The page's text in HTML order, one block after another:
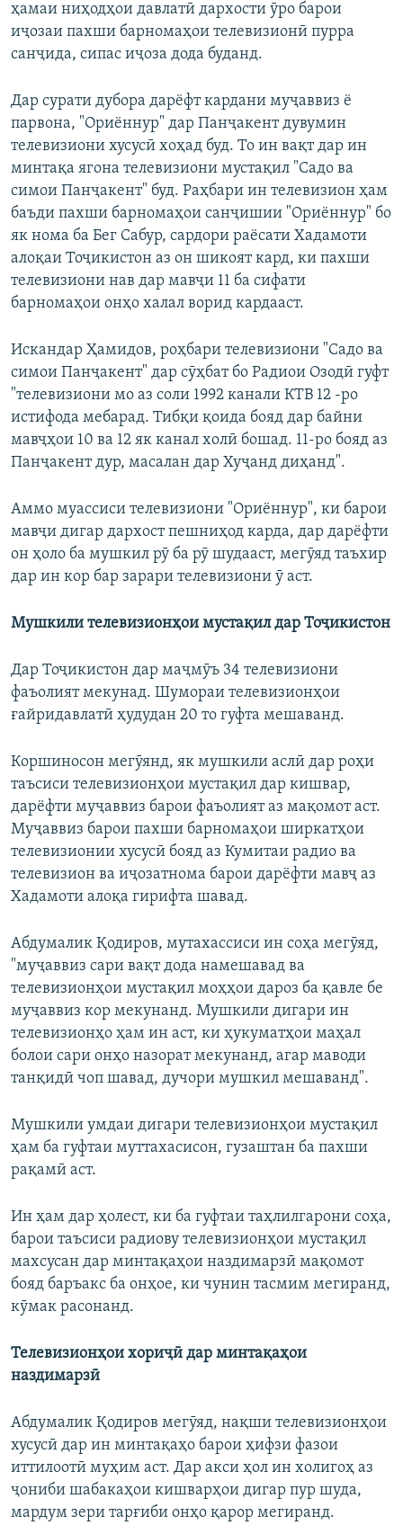
ҳамаи ниҳодҳои давлатӣ дархости ӯро барои
иҷозаи пахши барномаҳои телевизионӣ пурра
санҷида, сипас иҷоза дода буданд.
Дар сурати дубора дарёфт кардани муҷаввиз ё
парвона, "Ориённур" дар Панҷакент дувумин
телевизиони хусусӣ хоҳад буд. То ин вақт дар ин
минтақа ягона телевизиони мустақил "Садо ва
симои Панҷакент" буд. Раҳбари ин телевизион ҳам
баъди пахши барномаҳои санҷишии "Ориённур" бо
як нома ба Бег Сабур, сардори раёсати Хадамоти
алоқаи Тоҷикистон аз он шикоят кард, ки пахши
телевизиони нав дар мавҷи 11 ба сифати
барномаҳои онҳо халал ворид кардааст.
Искандар Ҳамидов, роҳбари телевизиони "Садо ва
симои Панҷакент" дар сӯҳбат бо Радиои Озодӣ гуфт
"телевизиони мо аз соли 1992 канали КТВ 12 -ро
истифода мебарад. Тибқи қоида бояд дар байни
мавҷҳои 10 ва 12 як канал холӣ бошад. 11-ро бояд аз
Панҷакент дур, масалан дар Хуҷанд диҳанд".
Аммо муассиси телевизиони "Ориённур", ки барои
мавҷи дигар дархост пешниҳод карда, дар дарёфти
он ҳоло ба мушкил рӯ ба рӯ шудааст, мегӯяд таъхир
дар ин кор бар зарари телевизиони ӯ аст.
Мушкили телевизионҳои мустақил дар Тоҷикистон
Дар Тоҷикистон дар маҷмӯъ 34 телевизиони
фаъолият мекунад. Шумораи телевизионҳои
ғайридавлатӣ ҳудудан 20 то гуфта мешаванд.
Коршиносон мегӯянд, як мушкили аслӣ дар роҳи
таъсиси телевизионҳои мустақил дар кишвар,
дарёфти муҷаввиз барои фаъолият аз мақомот аст.
Муҷаввиз барои пахши барномаҳои ширкатҳои
телевизионии хусусӣ бояд аз Кумитаи радио ва
телевизион ва иҷозатнома барои дарёфти мавҷ аз
Хадамоти алоқа гирифта шавад.
Абдумалик Қодиров, мутахассиси ин соҳа мегӯяд,
"муҷаввиз сари вақт дода намешавад ва
телевизионҳои мустақил моҳҳои дароз ба қавле бе
муҷаввиз кор мекунанд. Мушкили дигари ин
телевизионҳо ҳам ин аст, ки ҳукуматҳои маҳал
болои сари онҳо назорат мекунанд, агар маводи
танқидӣ чоп шавад, дучори мушкил мешаванд".
Мушкили умдаи дигари телевизионҳои мустақил
ҳам ба гуфтаи муттахасисон, гузаштан ба пахши
рақамӣ аст.
Ин ҳам дар ҳолест, ки ба гуфтаи таҳлилгарони соҳа,
барои таъсиси радиову телевизионҳои мустақил
махсусан дар минтақаҳои наздимарзӣ мақомот
бояд баръакс ба онҳое, ки чунин тасмим мегиранд,
кӯмак расонанд.
Телевизионҳои хориҷӣ дар минтақаҳои
наздимарзӣ
Абдумалик Қодиров мегӯяд, нақши телевизионҳои
хусусӣ дар ин минтақаҳо барои ҳифзи фазои
иттилоотӣ муҳим аст. Дар акси ҳол ин холигоҳ аз
ҷониби шабакаҳои кишварҳои дигар пур шуда,
мардум зери тарғиби онҳо қарор мегиранд.